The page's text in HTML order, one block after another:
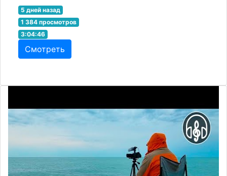
5 дней назад
1 384 просмотров
3:04:46
Смотреть